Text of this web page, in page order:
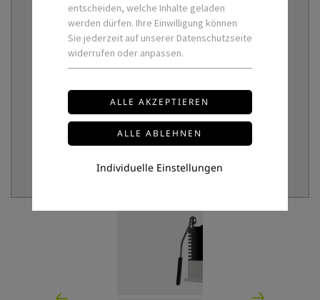
entscheiden, welche Inhalte geladen
werden dürfen. Ihre Einwilligung können
Sie jederzeit auf unserer Datenschutzseite
widerrufen oder anpassen.
Individuelle Einstellungen